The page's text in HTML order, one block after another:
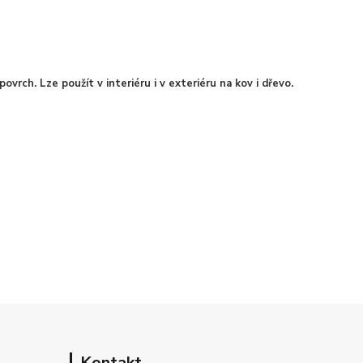
Lze použít v interiéru i v exteriéru na kov i dřevo.